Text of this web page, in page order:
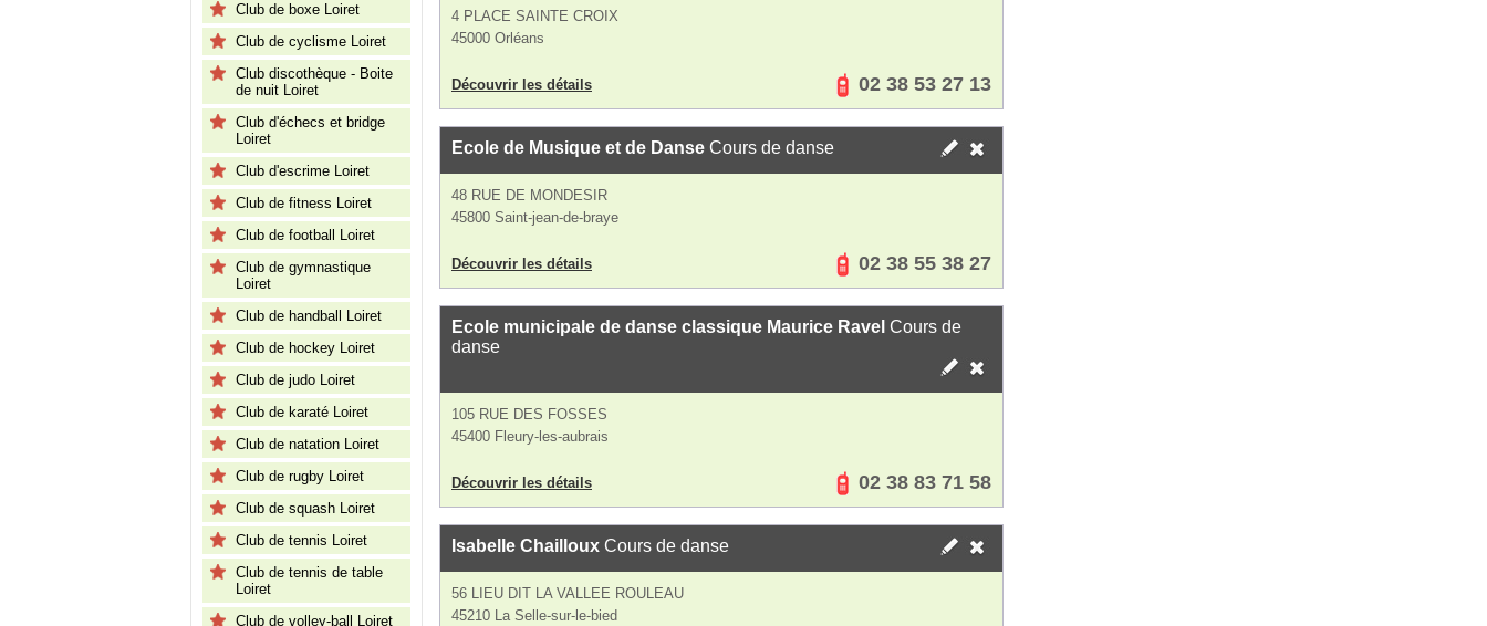
Club de boxe Loiret
Club de cyclisme Loiret
Club discothèque - Boite
de nuit Loiret
Club d'échecs et bridge
Loiret
Club d'escrime Loiret
Club de fitness Loiret
Club de football Loiret
Club de gymnastique
Loiret
Club de handball Loiret
Club de hockey Loiret
Club de judo Loiret
Club de karaté Loiret
Club de natation Loiret
Club de rugby Loiret
Club de squash Loiret
Club de tennis Loiret
Club de tennis de table
Loiret
Club de volley-ball Loiret
4 PLACE SAINTE CROIX
45000 Orléans
Découvrir les détails 02 38 53 27 13
Ecole de Musique et de Danse Cours de danse
48 RUE DE MONDESIR
45800 Saint-jean-de-braye
Découvrir les détails 02 38 55 38 27
Ecole municipale de danse classique Maurice Ravel Cours de
danse
105 RUE DES FOSSES
45400 Fleury-les-aubrais
Découvrir les détails 02 38 83 71 58
Isabelle Chailloux Cours de danse
56 LIEU DIT LA VALLEE ROULEAU
45210 La Selle-sur-le-bied